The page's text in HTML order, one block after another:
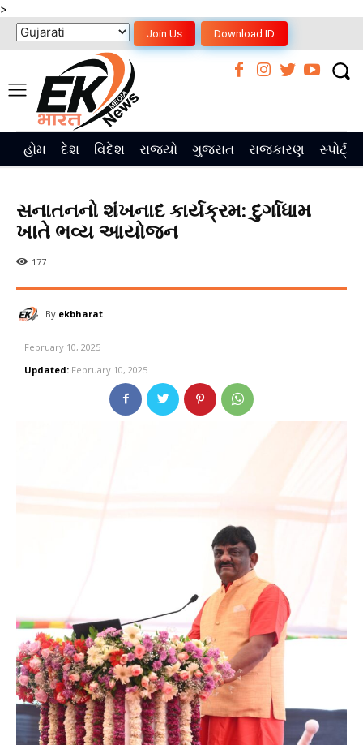
>
Join Us Download ID
હોમ દેશ વિદેશ રાજ્યો ગુજરાત રાજકારણ સ્પોર્ટ્સ
સનાતનનો શંખનાદ કાર્યક્રમ: દુર્ગાધામ
ખાતે ભવ્ય આયોજન
177
By ekbharat
February 10, 2025
Updated: February 10, 2025